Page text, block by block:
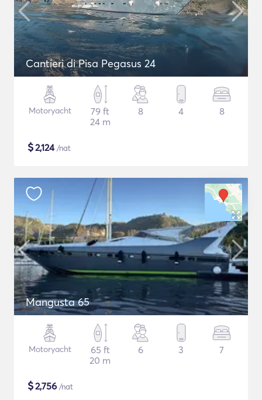
Cantieri di Pisa Pegasus 24
Motoryacht
79 ft
24 m
8 4 8
$2,124/nat
Mangusta 65
Motoryacht
65 ft
20 m
6 3 7
$2,756 /nat